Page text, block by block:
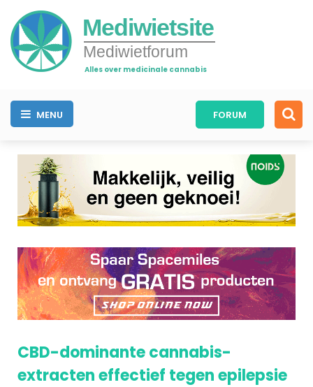
Mediwietsite
Mediwietforum
Alles over medicinale cannabis
MENU FORUM
CBD-dominante cannabis-
extracten effectief tegen epilepsie